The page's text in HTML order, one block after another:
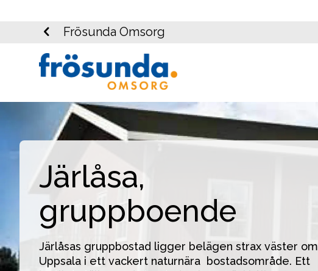
Frösunda Omsorg
Järlåsa,
gruppboende
Järlåsas gruppbostad ligger belägen strax väster om
Uppsala i ett vackert naturnära  bostadsområde. Ett